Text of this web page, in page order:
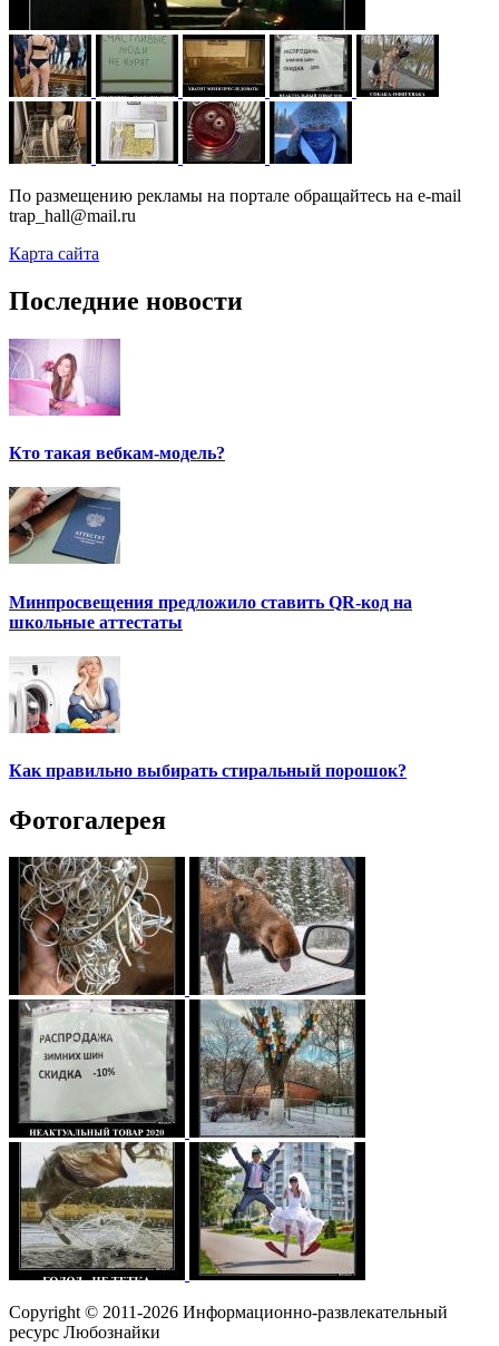
По размещению рекламы на портале обращайтесь на e-mail
trap_hall@mail.ru
Карта сайта
Последние новости
Кто такая вебкам-модель?
Минпросвещения предложило ставить QR-код на
школьные аттестаты
Как правильно выбирать стиральный порошок?
Фотогалерея
Copyright © 2011-2026 Информационно-развлекательный
ресурс Любознайки